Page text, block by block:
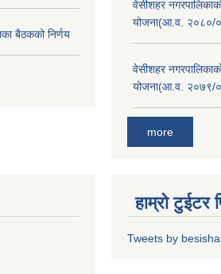
बैठकको निर्णय
वेसीशहर
योजना(आ.व. २०८०/
वेसीशहर
योजना(आ.व. २०७९/
more
हाम्रो टुईटर
Tweets by